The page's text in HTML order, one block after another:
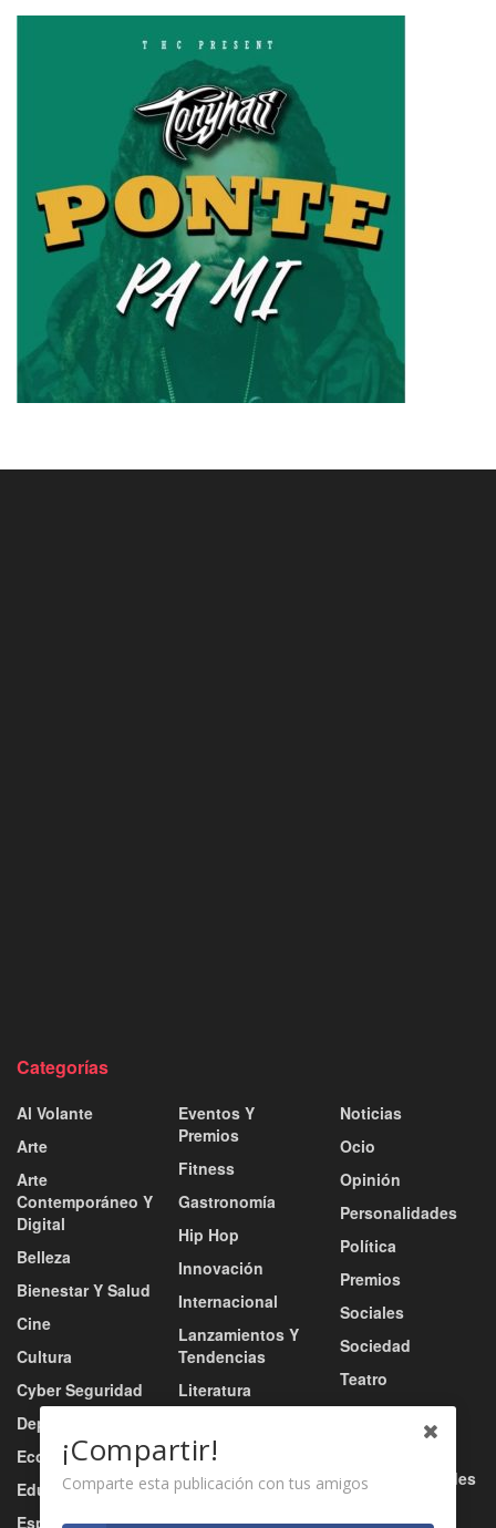
Categorías
Al Volante
Arte
Arte
Contemporáneo Y
Digital
Belleza
Bienestar Y Salud
Cine
Cultura
Cyber Seguridad
Deportes
Economía
Educación
Esports
Eventos Y
Premios
Fitness
Gastronomía
Hip Hop
Innovación
Internacional
Lanzamientos Y
Tendencias
Literatura
Música
Música Urbana
Nacional
Noticias
Ocio
Opinión
Personalidades
Política
Premios
Sociales
Sociedad
Teatro
Tecnología
Tv / Radio / Redes
¡Compartir!
Comparte esta publicación con tus amigos